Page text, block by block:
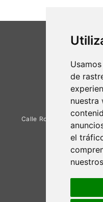
de
nuestra
el
Calle Rosa de